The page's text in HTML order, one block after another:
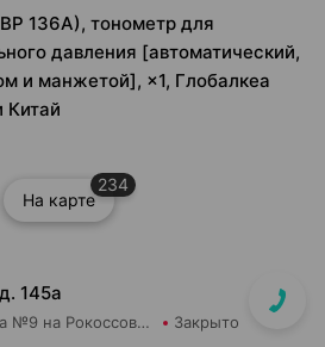
136A), тонометр для
давления [автоматический,
и манжетой], ×1, Глобалкеа
Китай
На карте
234
145а
ФармОстров ООО Аптека №9 на Рокоссовского Закрыто